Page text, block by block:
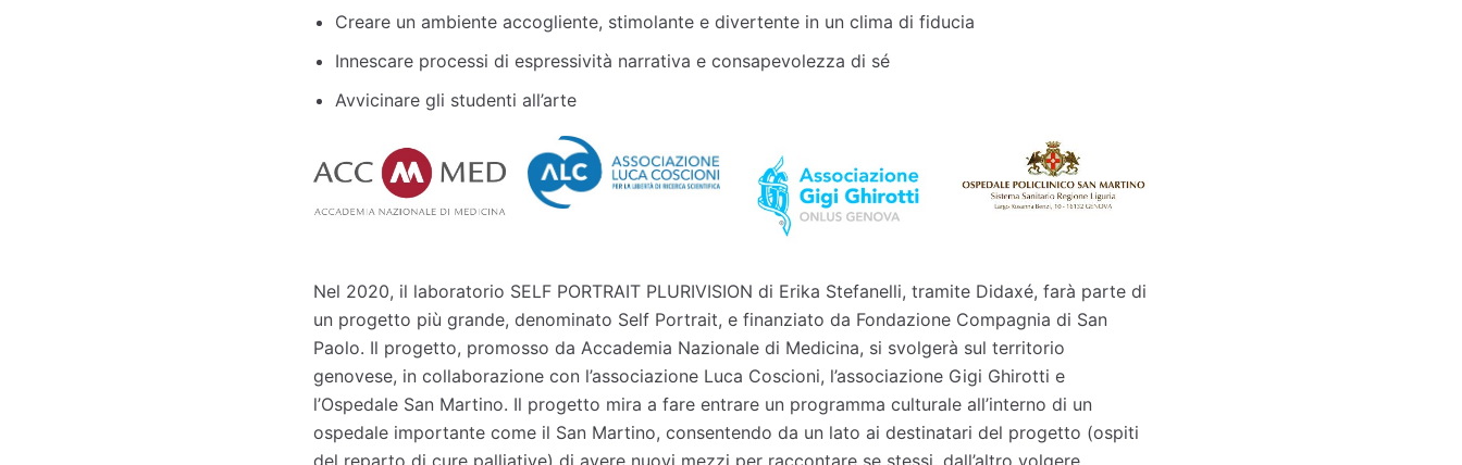
Creare un ambiente accogliente, stimolante e divertente in un clima di fiducia
Innescare processi di espressività narrativa e consapevolezza di sé
Avvicinare gli studenti all’arte
Nel 2020, il laboratorio SELF PORTRAIT PLURIVISION di Erika Stefanelli, tramite Didaxé, farà parte di
un progetto più grande, denominato Self Portrait, e finanziato da Fondazione Compagnia di San
Paolo. Il progetto, promosso da Accademia Nazionale di Medicina, si svolgerà sul territorio
genovese, in collaborazione con l’associazione Luca Coscioni, l’associazione Gigi Ghirotti e
l’Ospedale San Martino. Il progetto mira a fare entrare un programma culturale all’interno di un
ospedale importante come il San Martino, consentendo da un lato ai destinatari del progetto (ospiti